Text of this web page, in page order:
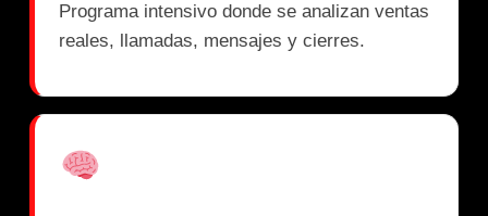
Programa intensivo donde se analizan ventas
reales, llamadas, mensajes y cierres.